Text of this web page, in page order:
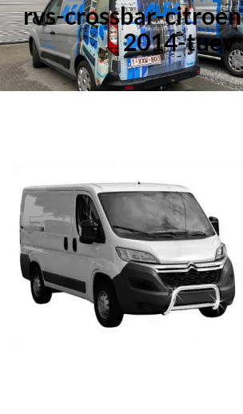
rvs-crossbar-
2014-tuev